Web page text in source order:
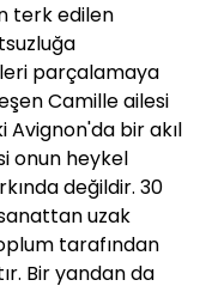
terk edilen
parçalamaya
Camille ailesi
Avignon'da bir akıl
onun heykel
değildir. 30
uzak
tarafından
Bir yandan da